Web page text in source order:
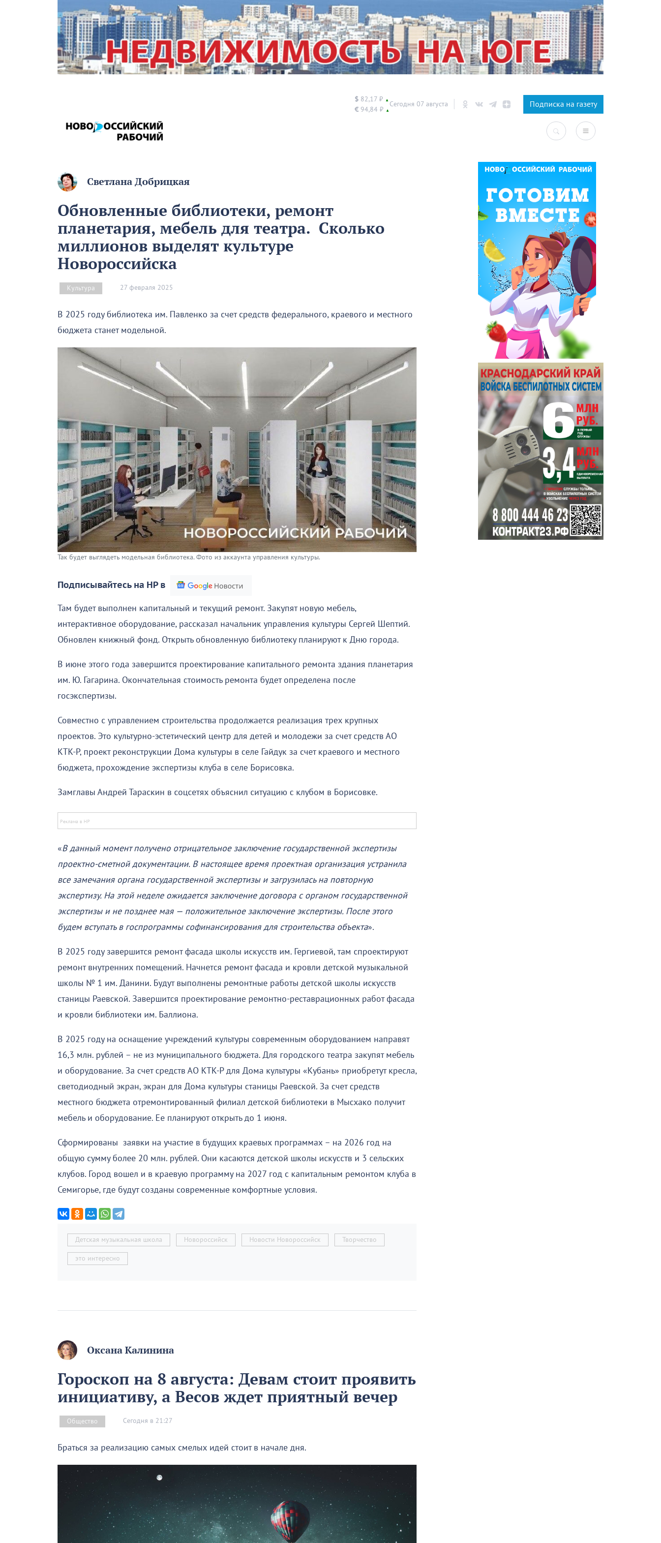
$ 82,17 ₽ ▲
€ 94,84 ₽ ▲
Сегодня 07 августа Подписка на газету
Светлана Добрицкая
Обновленные библиотеки, ремонт
планетария, мебель для театра. Сколько
миллионов выделят культуре
Новороссийска
Культура 27 февраля 2025
В 2025 году библиотека им. Павленко за счет средств федерального, краевого и местного
бюджета станет модельной.
Так будет выглядеть модельная библиотека. Фото из аккаунта управления культуры.
Подписывайтесь на НР в
Там будет выполнен капитальный и текущий ремонт. Закупят новую мебель,
интерактивное оборудование, рассказал начальник управления культуры Сергей Шептий.
Обновлен книжный фонд. Открыть обновленную библиотеку планируют к Дню города.
В июне этого года завершится проектирование капитального ремонта здания планетария
им. Ю. Гагарина. Окончательная стоимость ремонта будет определена после
госэкспертизы.
Совместно с управлением строительства продолжается реализация трех крупных
проектов. Это культурно-эстетический центр для детей и молодежи за счет средств АО
КТК-Р, проект реконструкции Дома культуры в селе Гайдук за счет краевого и местного
бюджета, прохождение экспертизы клуба в селе Борисовка.
Замглавы Андрей Тараскин в соцсетях объяснил ситуацию с клубом в Борисовке.
«В данный момент получено отрицательное заключение государственной экспертизы
проектно-сметной документации. В настоящее время проектная организация устранила
все замечания органа государственной экспертизы и загрузилась на повторную
экспертизу. На этой неделе ожидается заключение договора с органом государственной
экспертизы и не позднее мая — положительное заключение экспертизы. После этого
будем вступать в госпрограммы софинансирования для строительства объекта».
В 2025 году завершится ремонт фасада школы искусств им. Гергиевой, там спроектируют
ремонт внутренних помещений. Начнется ремонт фасада и кровли детской музыкальной
школы № 1 им. Данини. Будут выполнены ремонтные работы детской школы искусств
станицы Раевской. Завершится проектирование ремонтно-реставрационных работ фасада
и кровли библиотеки им. Баллиона.
В 2025 году на оснащение учреждений культуры современным оборудованием направят
16,3 млн. рублей – не из муниципального бюджета. Для городского театра закупят мебель
и оборудование. За счет средств АО КТК-Р для Дома культуры «Кубань» приобретут кресла,
светодиодный экран, экран для Дома культуры станицы Раевской. За счет средств
местного бюджета отремонтированный филиал детской библиотеки в Мысхако получит
мебель и оборудование. Ее планируют открыть до 1 июня.
Сформированы заявки на участие в будущих краевых программах – на 2026 год на
общую сумму более 20 млн. рублей. Они касаются детской школы искусств и 3 сельских
клубов. Город вошел и в краевую программу на 2027 год с капитальным ремонтом клуба в
Семигорье, где будут созданы современные комфортные условия.
Детская музыкальная школа Новороссийск Новости Новороссийск Творчество
это интересно
Оксана Калинина
Гороскоп на 8 августа: Девам стоит проявить
инициативу, а Весов ждет приятный вечер
Общество Сегодня в 21:27
Браться за реализацию самых смелых идей стоит в начале дня.